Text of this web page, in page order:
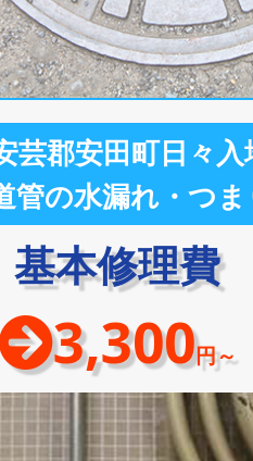
芸郡安田町日々
管の水漏れ・つ
基本修理費
3,300円～